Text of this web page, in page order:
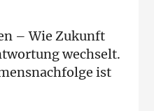
– Wie Zukunft
wechselt.
ist